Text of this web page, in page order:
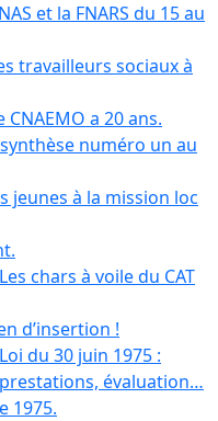
et la FNARS du 15 au
travailleurs sociaux à
a 20 ans.
numéro un au
jeunes à la mission loc
chars à voile du CAT
d’insertion !
du 30 juin 1975 :
évaluation…
1975.